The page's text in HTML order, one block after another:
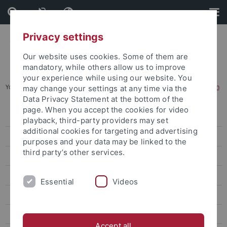
Skip
to
content
Skip
to
footer
You are here: Startseite ... Erasmus und Austausch nach Tübingen
Degree-seeking students
Promotion für internationale Kandidaten
Erasmus und Austausch nach Tübingen
Bewerbung und Vorbereitung
Abreise und Transkript
Privacy settings
Our website uses cookies. Some of them are
mandatory, while others allow us to improve
your experience while using our website. You
may change your settings at any time via the
Data Privacy Statement at the bottom of the
page. When you accept the cookies for video
playback, third-party providers may set
additional cookies for targeting and advertising
purposes and your data may be linked to the
third party’s other services.
Essential Videos